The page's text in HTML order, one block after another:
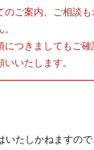
のご案内、ご相談
につきましてもご
いたします。
いたしかねますので